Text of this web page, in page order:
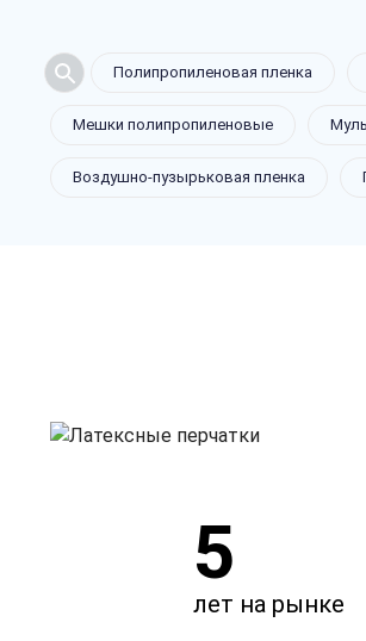
Полипропиленовая пленка
Мешки полипропиленовые
Воздушно-пузырьковая пленка
только
5
лет на рынке